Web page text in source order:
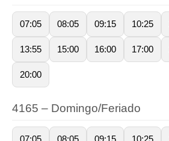
07:05 08:05 09:15 10:25
13:55 15:00 16:00 17:00
20:00
4165 – Domingo/Feriado
07:05 08:05 09:15 10:25